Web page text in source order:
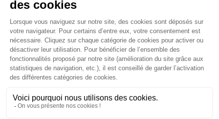
Je suis déjà abonné(e) :
version digitale